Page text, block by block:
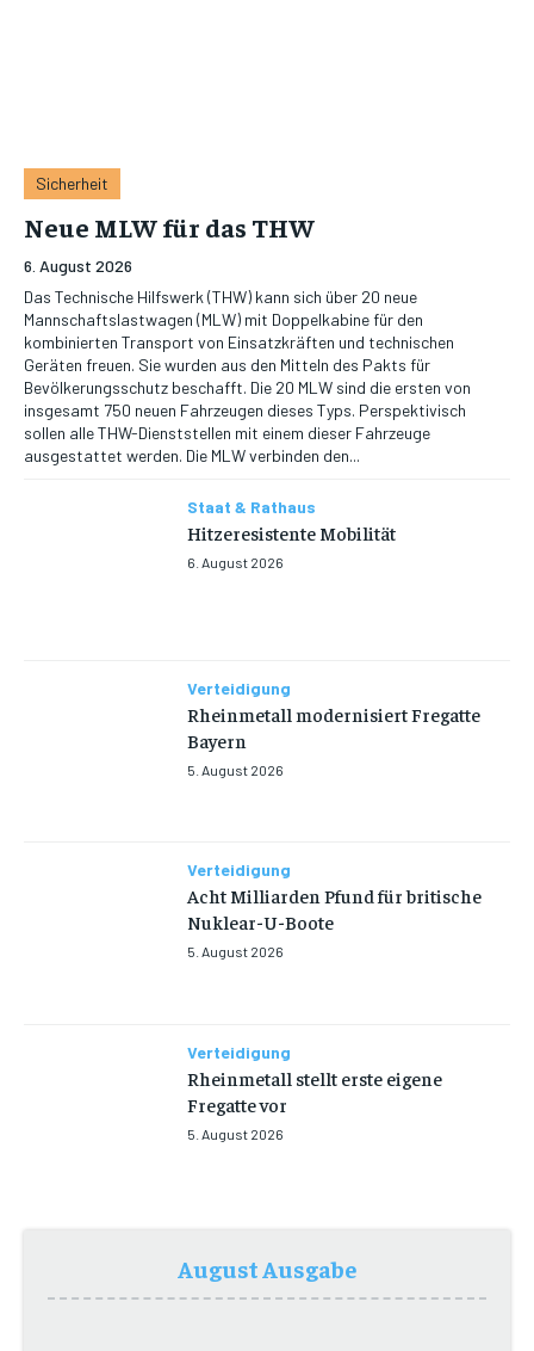
Sicherheit
Neue MLW für das THW
6. August 2026
Das Technische Hilfswerk (THW) kann sich über 20 neue
Mannschaftslastwagen (MLW) mit Doppelkabine für den
kombinierten Transport von Einsatzkräften und technischen
Geräten freuen. Sie wurden aus den Mitteln des Pakts für
Bevölkerungsschutz beschafft. Die 20 MLW sind die ersten von
insgesamt 750 neuen Fahrzeugen dieses Typs. Perspektivisch
sollen alle THW-Dienststellen mit einem dieser Fahrzeuge
ausgestattet werden. Die MLW verbinden den...
Staat & Rathaus
Hitzeresistente Mobilität
6. August 2026
Verteidigung
Rheinmetall modernisiert Fregatte
Bayern
5. August 2026
Verteidigung
Acht Milliarden Pfund für britische
Nuklear-U-Boote
5. August 2026
Verteidigung
Rheinmetall stellt erste eigene
Fregatte vor
5. August 2026
August Ausgabe